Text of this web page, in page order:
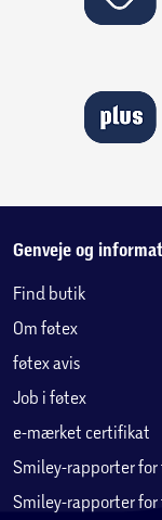
Genveje og
Find butik
Om føtex
føtex avis
Job i føtex
e-mærket certifikat
Smiley-rapporter for
Smiley-rapporter for